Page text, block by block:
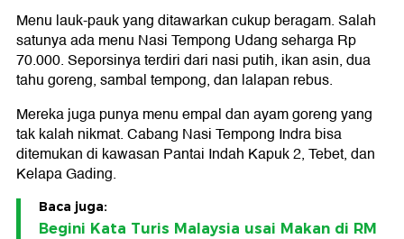
Menu lauk-pauk yang ditawarkan cukup beragam. Salah
satunya ada menu Nasi Tempong Udang seharga Rp
70.000. Seporsinya terdiri dari nasi putih, ikan asin, dua
tahu goreng, sambal tempong, dan lalapan rebus.
Mereka juga punya menu empal dan ayam goreng yang
tak kalah nikmat. Cabang Nasi Tempong Indra bisa
ditemukan di kawasan Pantai Indah Kapuk 2, Tebet, dan
Kelapa Gading.
Baca juga:
Begini Kata Turis Malaysia usai Makan di RM